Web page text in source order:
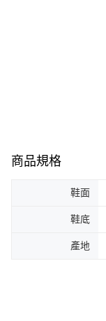
商品規格
鞋面
鞋底
產地